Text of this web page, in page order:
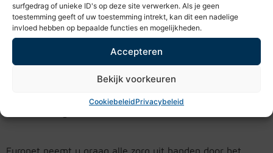
surfgedrag of unieke ID's op deze site verwerken. Als je geen
toestemming geeft of uw toestemming intrekt, kan dit een nadelige
invloed hebben op bepaalde functies en mogelijkheden.
Accepteren
Bekijk voorkeuren
CookiebeleidPrivacybeleid
Project-, omgevings- en
procesmanagement
Euronet neemt u graag alle zorg uit handen door het